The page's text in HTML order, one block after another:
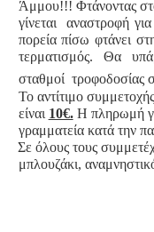
Άμμου!!! Φτάνοντας
γίνεται
αναστροφή για
πορεία πίσω φτάνει
τερματισμός. Θα
σταθμοί τροφοδοσίας
Το αντίτιμο
είναι 10€. Η πληρωμή
γραμματεία κατά την
Σε όλους τους
μπλουζάκι,